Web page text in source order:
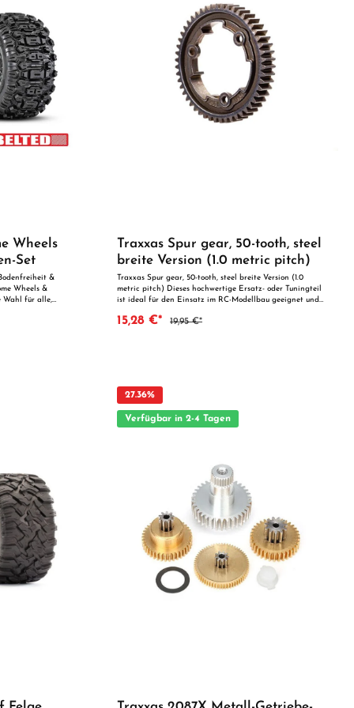
Smartphone
stabil und
Updates
· Front
·
· 8-Kanal
Mit diesem Kit
dich sowohl
Erfordert
App Store™
Wheels
Set
&
Wheels &
Wahl für alle,
und verklebten
Schmutz
mehr Grip und
beim Driften
Aufstellen
garantieren
verhindert,
Der
Maxx®
halten die
Traxxas Spur gear, 50-tooth, steel
breite Version (1.0 metric pitch)
Traxxas Spur gear, 50-tooth, steel breite Version (1.0
metric pitch) Dieses hochwertige Ersatz- oder Tuningteil
ist ideal für den Einsatz im RC-Modellbau geeignet und
Qualität. Dank der perfekten Passgenauigkeit ist es
unmittelbarer Aufsicht von Erwachsenen.
15,28 €* 19,95 €*
27.36%
Verfügbar in 2-4 Tagen